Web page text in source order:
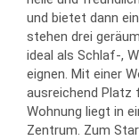
und bietet dann
stehen drei
ideal als Schlaf-,
eignen. Mit einer
ausreichend Platz
Wohnung liegt in
Zentrum. Zum